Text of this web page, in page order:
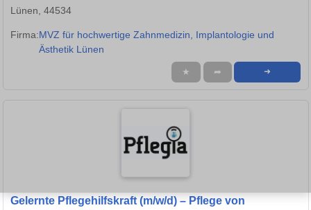
Lünen, 44534
Firma:MVZ für hochwertige Zahnmedizin, Implantologie und
Ästhetik Lünen
★ ➦ ➜
Gelernte Pflegehilfskraft (m/w/d) – Pflege von